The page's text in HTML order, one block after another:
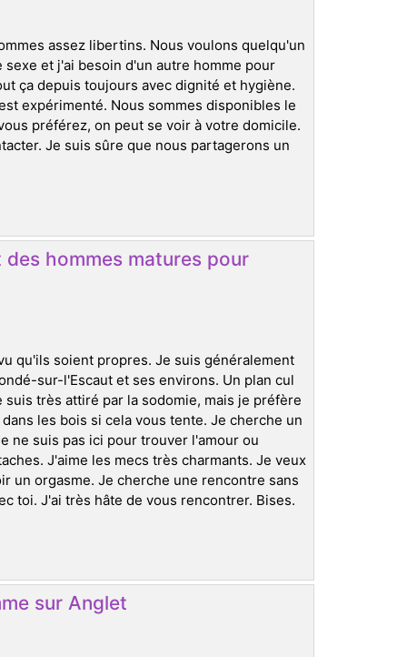
assez libertins. Nous voulons quelqu'un
et j'ai besoin d'un autre homme pour
ça depuis toujours avec dignité et hygiène.
expérimenté. Nous sommes disponibles le
préférez, on peut se voir à votre domicile.
Je suis sûre que nous partagerons un
hommes matures pour
qu'ils soient propres. Je suis généralement
sur-l'Escaut et ses environs. Un plan cul
très attiré par la sodomie, mais je préfère
les bois si cela vous tente. Je cherche un
ne suis pas ici pour trouver l'amour ou
J'aime les mecs très charmants. Je veux
un orgasme. Je cherche une rencontre sans
toi. J'ai très hâte de vous rencontrer. Bises.
sur Anglet